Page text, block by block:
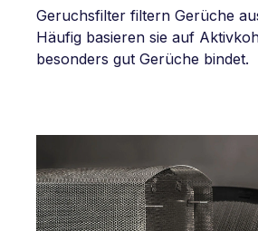
Geruchsfilter filtern Gerüche
Häufig basieren sie auf
besonders gut Gerüche bindet.